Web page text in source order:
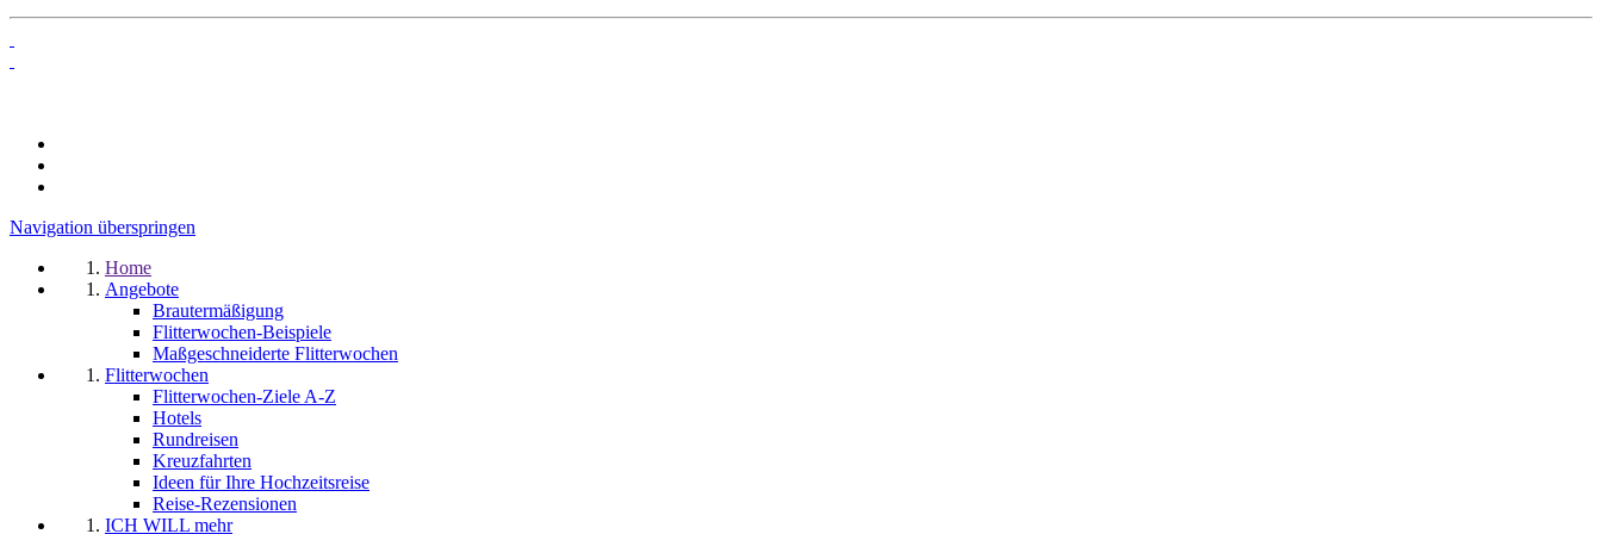
Navigation überspringen
Home
Angebote
Brautermäßigung
Flitterwochen-Beispiele
Maßgeschneiderte Flitterwochen
Flitterwochen
Flitterwochen-Ziele A-Z
Hotels
Rundreisen
Kreuzfahrten
Ideen für Ihre Hochzeitsreise
Reise-Rezensionen
ICH WILL mehr